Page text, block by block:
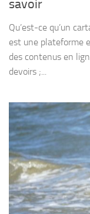
savoir
Qu’est-ce qu’un
est une plateforme
des contenus en
devoirs ;...